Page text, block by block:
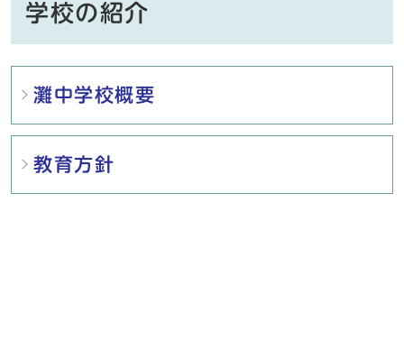
学校の紹介
メインメニュー
灘中学校概要
教育方針